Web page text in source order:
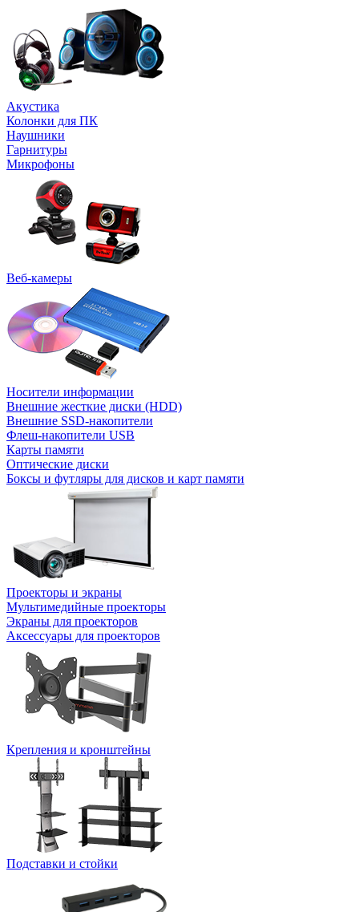
Акустика
Колонки для ПК
Наушники
Гарнитуры
Микрофоны
Веб-камеры
Носители информации
Внешние жесткие диски (HDD)
Внешние SSD-накопители
Флеш-накопители USB
Карты памяти
Оптические диски
Боксы и футляры для дисков и карт памяти
Проекторы и экраны
Мультимедийные проекторы
Экраны для проекторов
Аксессуары для проекторов
Крепления и кронштейны
Подставки и стойки